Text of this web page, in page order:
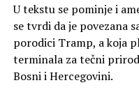
U tekstu se pominje i
se tvrdi da je povezana
porodici Tramp, a koja
terminala za tečni
Bosni i Hercegovini.